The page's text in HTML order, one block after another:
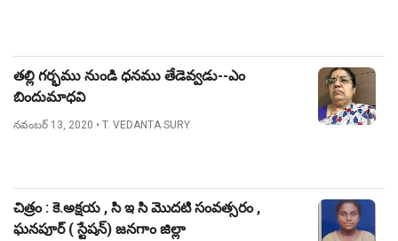
తల్లి గర్భము నుండి ధనము తేడెవ్వడు--ఎం
బిందుమాధవి
నవంబర్ 13, 2020 • T. VEDANTA SURY
చిత్రం : కె.అక్షయ , సి ఇ సి మొదటి సంవత్సరం ,
ఘనపూర్ ( స్టేషన్) జనగాం జిల్లా